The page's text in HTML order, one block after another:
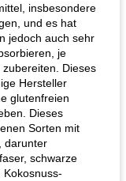
insbesondere
und es hat
jedoch auch sehr
je
Dieses
Hersteller
glutenfreien
Dieses
Sorten mit
darunter
schwarze